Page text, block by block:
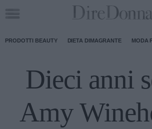
PRODOTTI BEAUTY DIETA DIMAGRANTE MODA
Dieci anni
Amy